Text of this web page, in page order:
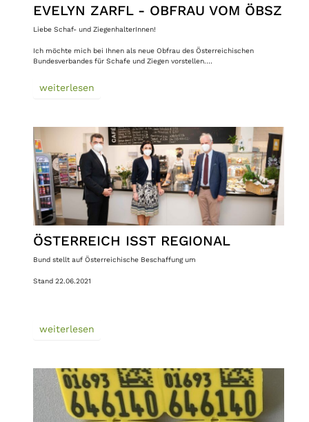
EVELYN ZARFL - OBFRAU VOM ÖBSZ
Liebe Schaf- und ZiegenhalterInnen!
Ich möchte mich bei Ihnen als neue Obfrau des Österreichischen
Bundesverbandes für Schafe und Ziegen vorstellen.…
weiterlesen
ÖSTERREICH ISST REGIONAL
Bund stellt auf Österreichische Beschaffung um
Stand 22.06.2021
weiterlesen